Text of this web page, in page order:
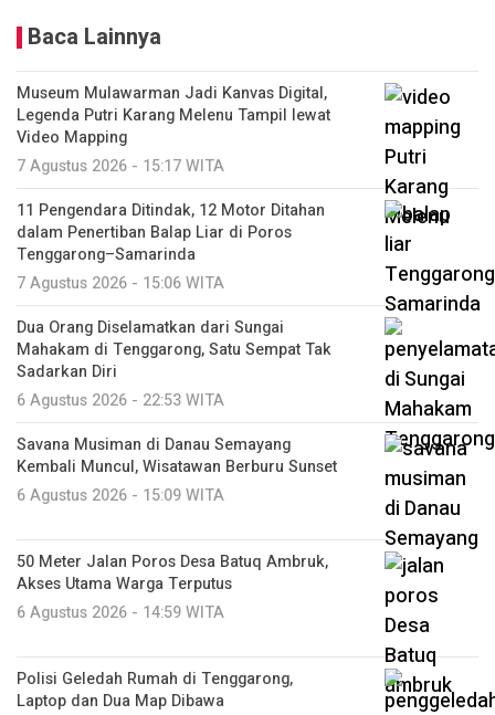
Baca Lainnya
Museum Mulawarman Jadi Kanvas Digital,
Legenda Putri Karang Melenu Tampil lewat
Video Mapping
7 Agustus 2026 - 15:17 WITA
11 Pengendara Ditindak, 12 Motor Ditahan
dalam Penertiban Balap Liar di Poros
Tenggarong–Samarinda
7 Agustus 2026 - 15:06 WITA
Dua Orang Diselamatkan dari Sungai
Mahakam di Tenggarong, Satu Sempat Tak
Sadarkan Diri
6 Agustus 2026 - 22:53 WITA
Savana Musiman di Danau Semayang
Kembali Muncul, Wisatawan Berburu Sunset
6 Agustus 2026 - 15:09 WITA
50 Meter Jalan Poros Desa Batuq Ambruk,
Akses Utama Warga Terputus
6 Agustus 2026 - 14:59 WITA
Polisi Geledah Rumah di Tenggarong,
Laptop dan Dua Map Dibawa